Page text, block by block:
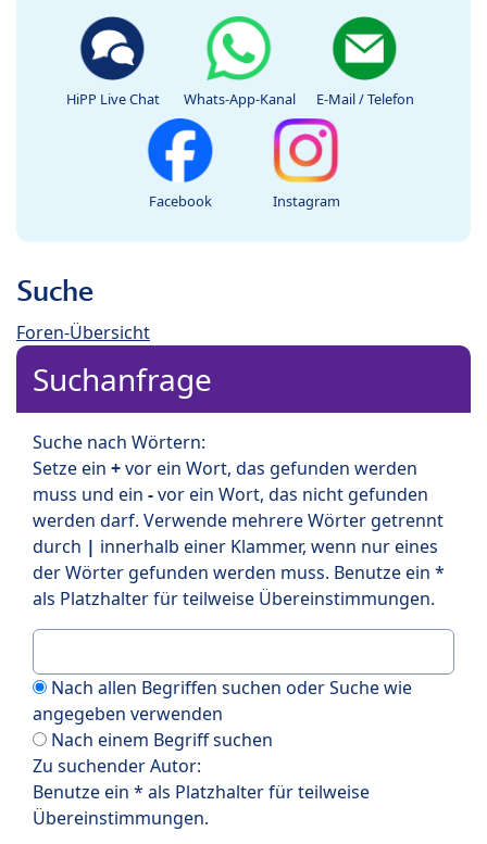
HiPP Live Chat Whats-App-Kanal E-Mail / Telefon
Facebook Instagram
Suche
Foren-Übersicht
Suchanfrage
Suche nach Wörtern:
Setze ein +vor ein Wort, das gefunden werden
muss und ein -vor ein Wort, das nicht gefunden
werden darf. Verwende mehrere Wörter getrennt
durch | innerhalb einer Klammer, wenn nur eines
der Wörter gefunden werden muss. Benutze ein *
als Platzhalter für teilweise Übereinstimmungen.
Nach allen Begriffen suchen oder Suche wie
angegeben verwenden
Nach einem Begriff suchen
Zu suchender Autor:
Benutze ein * als Platzhalter für teilweise
Übereinstimmungen.